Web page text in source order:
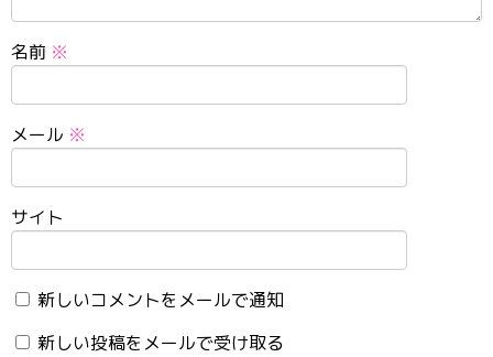
名前 ※
メール ※
サイト
新しいコメントをメールで通知
新しい投稿をメールで受け取る